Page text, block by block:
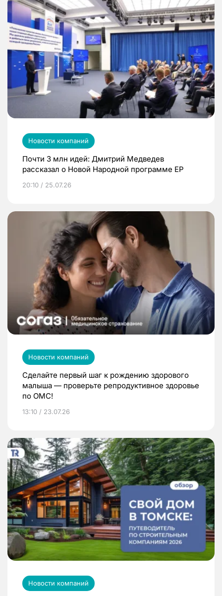
Новости компаний
Почти 3 млн идей: Дмитрий Медведев
рассказал о Новой Народной программе ЕР
20:10 / 25.07.26
Новости компаний
Сделайте первый шаг к рождению здорового
малыша — проверьте репродуктивное здоровье
по ОМС!
13:10 / 23.07.26
Новости компаний